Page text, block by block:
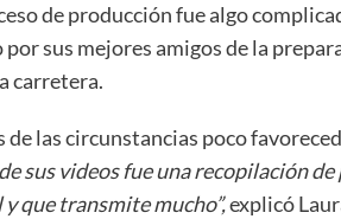
de producción fue algo
sus mejores amigos de la
carretera.
las circunstancias poco
sus videos fue una recopilación
que transmite mucho”,explicó